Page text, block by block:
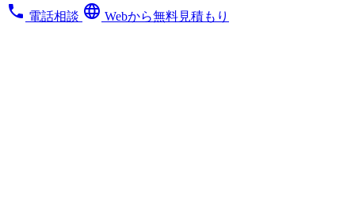
phone 電話相談 language Webから無料見積もり